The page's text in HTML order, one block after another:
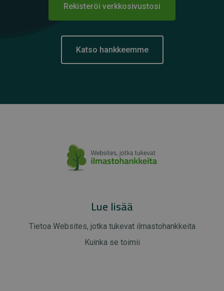
Rekisteröi verkkosivustosi
Katso hankkeemme
Lue lisää
Tietoa Websites, jotka tukevat ilmastohankkeita
Kuinka se toimii